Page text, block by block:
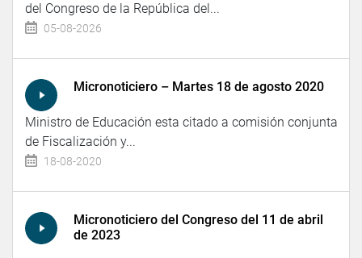
del Congreso de la República del...
05-08-2026
Micronoticiero – Martes 18 de agosto 2020
Ministro de Educación esta citado a comisión conjunta
de Fiscalización y...
18-08-2020
Micronoticiero del Congreso del 11 de abril
de 2023